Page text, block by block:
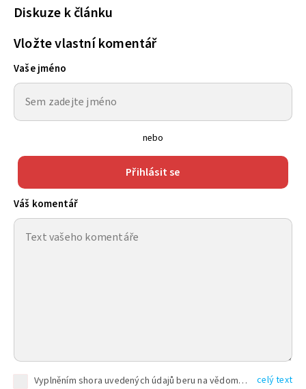
Diskuze k článku
Vložte vlastní komentář
Vaše jméno
nebo
Přihlásit se
Váš komentář
Vyplněním shora uvedených údajů beru na vědomí, že společnost TEXT FACTORY s.r.o., sídlem Brno, Durďákova 336/29, Černá Pole, PSČ: 613 00, IČ: 06157831, zapsané u Krajského soudu v Brně, oddíl C, vložka 100399, bude zpracovávat mé osobní údaje uvedené v rámci mnou vyplněného registračního formuláře na základě oprávněných zájmů TEXT FACTORY s.r.o. dle čl. 6 odst. 1 písm. f) GDPR a pro splnění právních povinností (čl. 6 odst. 1 písm. c) GDPR), a to pro tyto účely: nezbytnost zajistit oprávnění návštěvníka webových stránek provozovaných společností TEXT FACTORY s.r.o. přispívat aktivně ke zveřejněným článkům nebo v rámci diskusních fór a výkon práv TEXT FACTORY s.r.o. jako administrátora těchto diskusních fór. Více informací o zpracování osobních údajů a právech lze nalézt v celý text